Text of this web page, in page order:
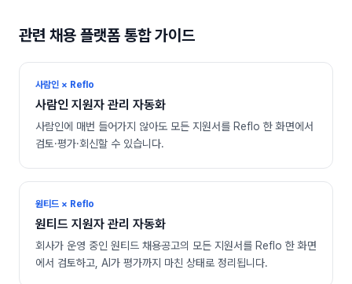
관련 채용 플랫폼 통합 가이드
사람인 × Reflo
사람인 지원자 관리 자동화
사람인에 매번 들어가지 않아도 모든 지원서를 Reflo 한 화면에서
검토·평가·회신할 수 있습니다.
원티드 × Reflo
원티드 지원자 관리 자동화
회사가 운영 중인 원티드 채용공고의 모든 지원서를 Reflo 한 화면
에서 검토하고, AI가 평가까지 마친 상태로 정리됩니다.